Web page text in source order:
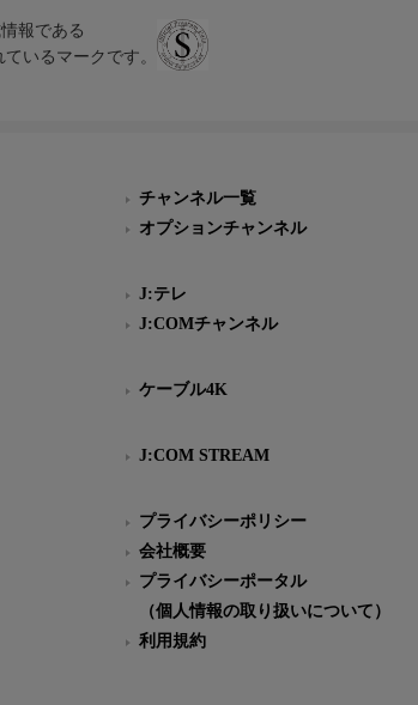
報である
いるマークです。
チャンネル一覧
オプションチャンネル
J:テレ
J:COMチャンネル
ケーブル4K
J:COM STREAM
プライバシーポリシー
会社概要
プライバシーポータル
（個人情報の取り扱いについて）
利用規約